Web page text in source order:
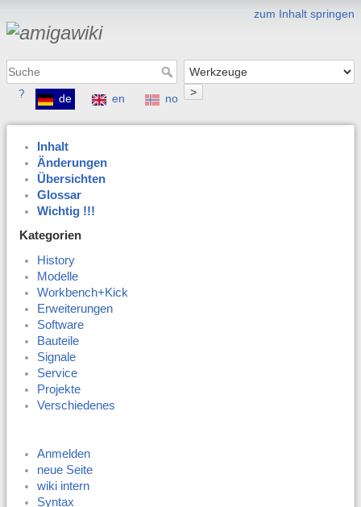
zum Inhalt springen
>
? de en no
Inhalt
Änderungen
Übersichten
Glossar
Wichtig !!!
Kategorien
History
Modelle
Workbench+Kick
Erweiterungen
Software
Bauteile
Signale
Service
Projekte
Verschiedenes
Anmelden
neue Seite
wiki intern
Syntax